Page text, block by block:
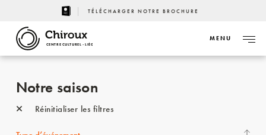
TÉLÉCHARGER NOTRE BROCHURE
CENTRE CULTUREL - LIÈGE
MENU
Notre saison
Réinitialiser les filtres